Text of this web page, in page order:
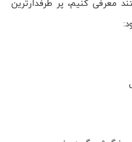
معرفی کنیم، پر طرفدارترین